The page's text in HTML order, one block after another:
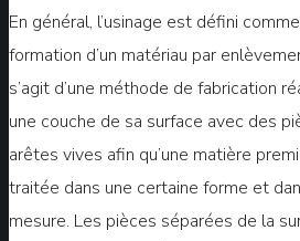
En général, l’usinage est défini
formation d’un matériau par
s’agit d’une méthode de fabrication
une couche de sa surface avec des
arêtes vives afin qu’une matière
traitée dans une certaine forme et
mesure. Les pièces séparées de la